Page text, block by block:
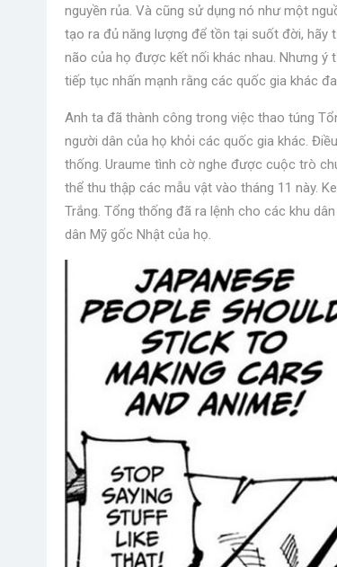
nguyền rủa. Và cũng sử dụng nó như một
tạo ra đủ năng lượng để tồn tại suốt đời, hãy
não của họ được kết nối khác nhau. Nhưng ý
tiếp tục nhấn mạnh rằng các quốc gia khác
Anh ta đã thành công trong việc thao túng
người dân của họ khỏi các quốc gia khác.
thống. Uraume tình cờ nghe được cuộc trò
thể thu thập các mẫu vật vào tháng 11 này.
Trắng. Tổng thống đã ra lệnh cho các khu
dân Mỹ gốc Nhật của họ.